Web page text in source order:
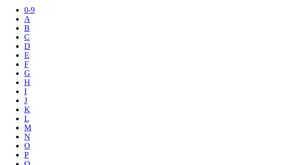
0-9
A
B
C
D
E
F
G
H
I
J
K
L
M
N
O
P